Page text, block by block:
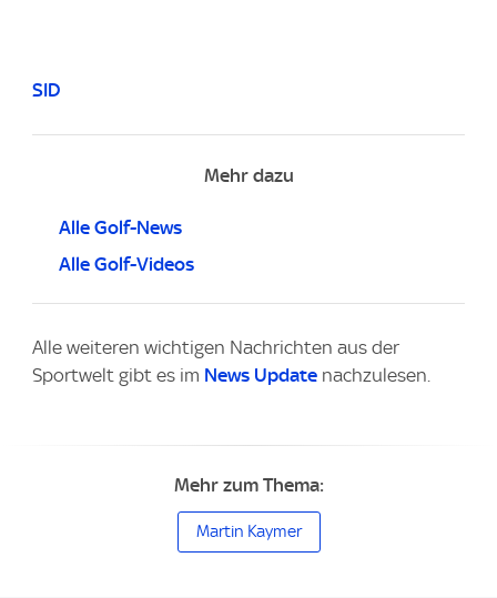
SID
Mehr dazu
Alle Golf-News
Alle Golf-Videos
Alle weiteren wichtigen Nachrichten aus der
Sportwelt gibt es im News Update nachzulesen.
Mehr zum Thema:
Martin Kaymer